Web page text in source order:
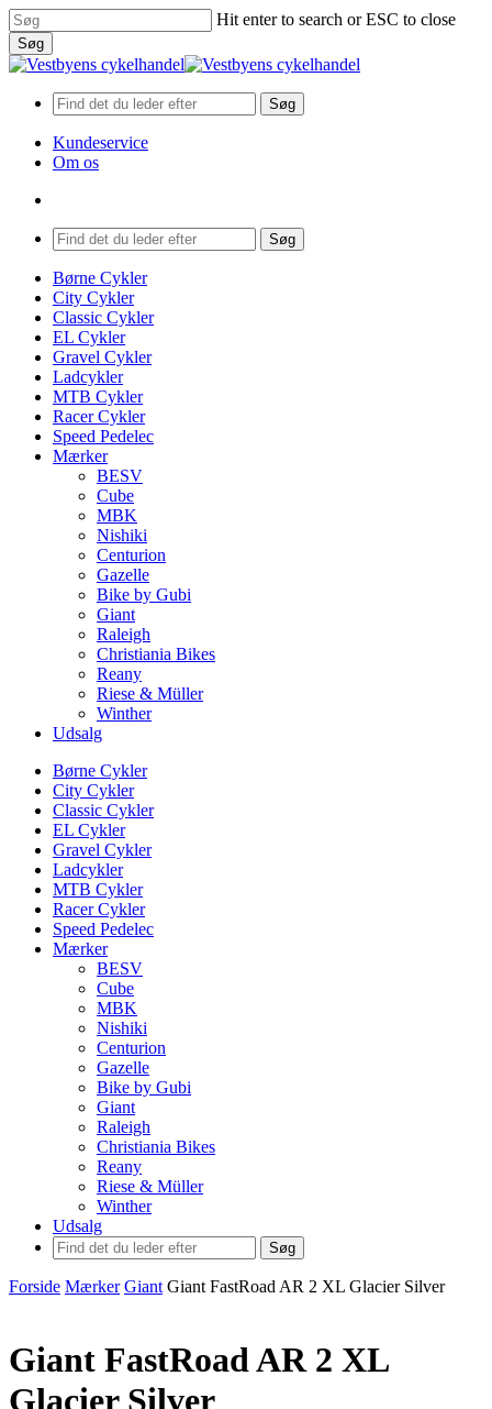
Skip
to
main
content
Hit enter to search or ESC to close
Søg
Close
Søg
Kundeservice
Om os
Menu
Søg
search
Menu
Børne Cykler
City Cykler
Classic Cykler
EL Cykler
Gravel Cykler
Ladcykler
MTB Cykler
Racer Cykler
Speed Pedelec
Mærker
BESV
Cube
MBK
Nishiki
Centurion
Gazelle
Bike by Gubi
Giant
Raleigh
Christiania Bikes
Reany
Riese & Müller
Winther
Udsalg
Børne Cykler
City Cykler
Classic Cykler
EL Cykler
Gravel Cykler
Ladcykler
MTB Cykler
Racer Cykler
Speed Pedelec
Mærker
BESV
Cube
MBK
Nishiki
Centurion
Gazelle
Bike by Gubi
Giant
Raleigh
Christiania Bikes
Reany
Riese & Müller
Winther
Udsalg
Søg
Forside Mærker Giant Giant FastRoad AR 2 XL Glacier Silver
Giant FastRoad AR 2 XL
Glacier Silver